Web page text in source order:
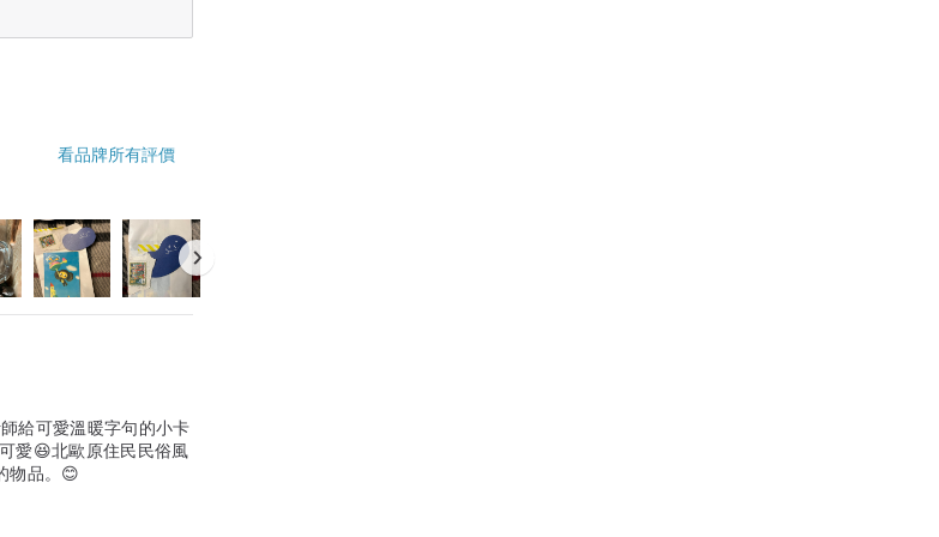
看品牌所有評價
愛😆北歐原住民民俗風
物品。😊